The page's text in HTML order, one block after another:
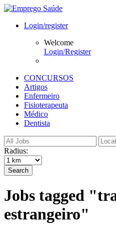
Login/register
Welcome
Login/Register
CONCURSOS
Artigos
Enfermeiro
Fisioterapeuta
Médico
Dentista
Radius:
Search
Jobs tagged
estrangeiro"